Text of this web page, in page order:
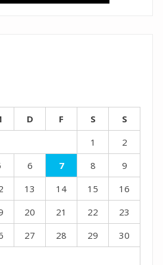
D F S
S
1
2
6 7 8
9
13 14 15
16
20 21 22
23
27 28 29
30